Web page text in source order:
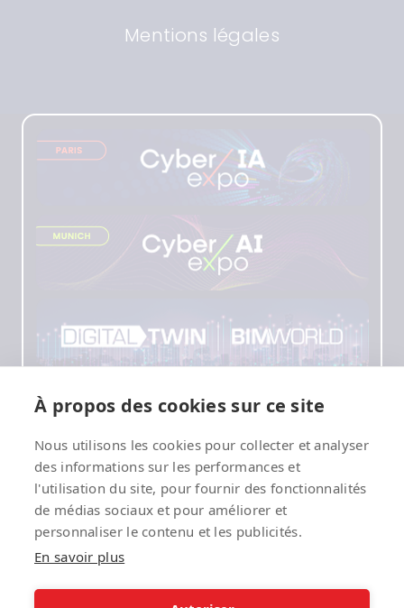
Mentions légales
À propos des cookies sur ce site
Nous utilisons les cookies pour collecter et analyser
des informations sur les performances et
l'utilisation du site, pour fournir des fonctionnalités
de médias sociaux et pour améliorer et
personnaliser le contenu et les publicités.
En savoir plus